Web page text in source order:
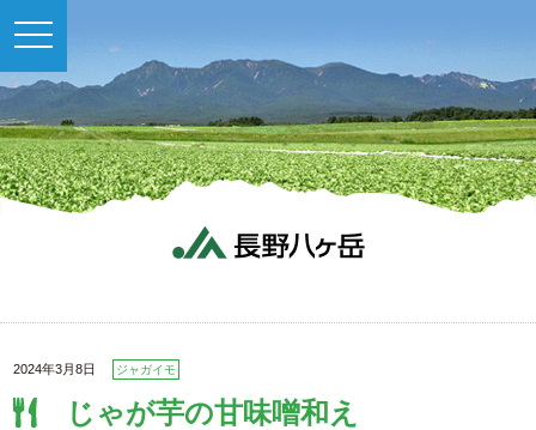
toggle
navigation
2024年3月8日 ジャガイモ
じゃが芋の甘味噌和え